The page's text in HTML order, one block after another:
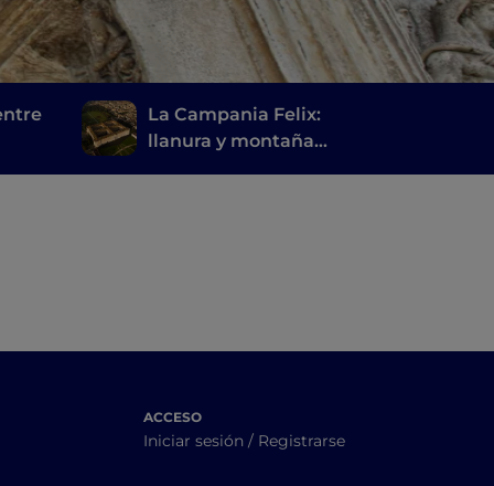
La Campania Felix:
llanura y montaña
ACCESO
Iniciar sesión / Registrarse